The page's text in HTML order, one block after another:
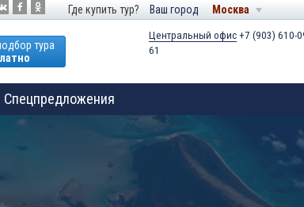
Где купить тур? Ваш город Москва
тура
Центральный офис+7 (903) 610-
61
Спецпредложения